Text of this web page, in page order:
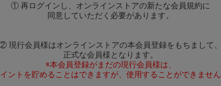
① 再ログインし、オンラインストアの新たな会員規約に
同意していただく必要があります。
現行会員様はオンラインストアの本会員登録をもちまして
正式な会員様となります。
※本会員登録がまだの現行会員様は、
ントを貯めることはできますが、使用することができませ